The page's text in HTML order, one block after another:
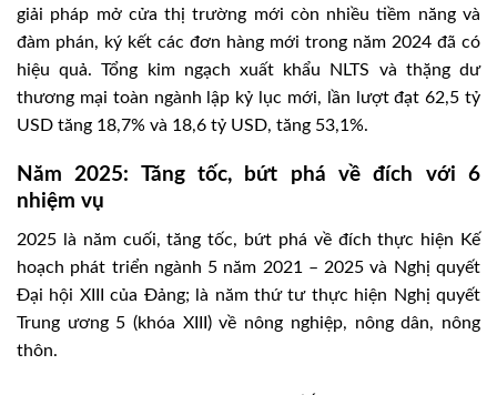
giải pháp mở cửa thị trường mới còn nhiều tiềm năng và
đàm phán, ký kết các đơn hàng mới trong năm 2024 đã có
hiệu quả. Tổng kim ngạch xuất khẩu NLTS và thặng dư
thương mại toàn ngành lập kỷ lục mới, lần lượt đạt 62,5 tỷ
USD tăng 18,7% và 18,6 tỷ USD, tăng 53,1%.
Năm 2025: Tăng tốc, bứt phá về đích với 6
nhiệm vụ
2025 là năm cuối, tăng tốc, bứt phá về đích thực hiện Kế
hoạch phát triển ngành 5 năm 2021 – 2025 và Nghị quyết
Đại hội XIII của Đảng; là năm thứ tư thực hiện Nghị quyết
Trung ương 5 (khóa XIII) về nông nghiệp, nông dân, nông
thôn.